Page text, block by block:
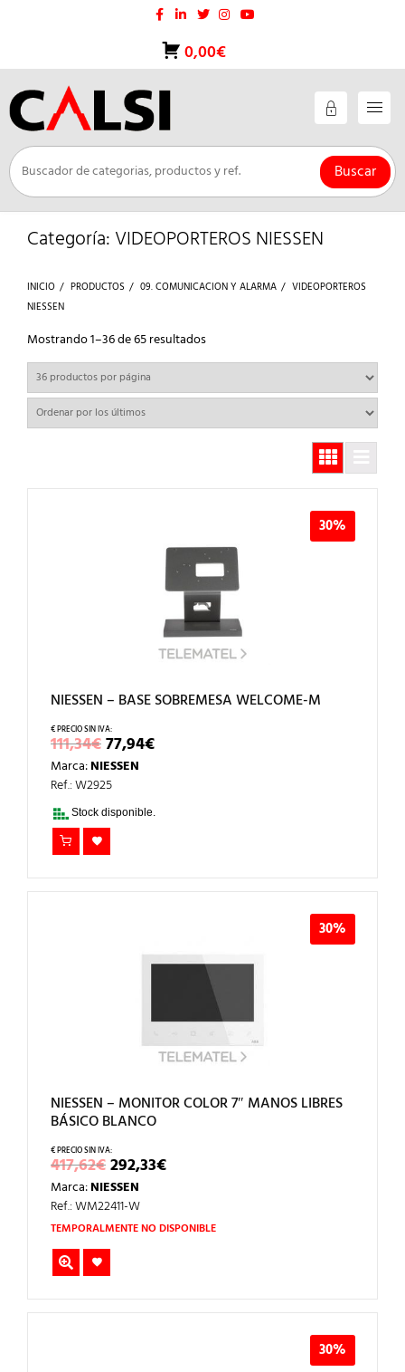
0,00€
Buscar
Categoría: VIDEOPORTEROS NIESSEN
INICIO PRODUCTOS 09. COMUNICACION Y ALARMA
VIDEOPORTEROS
NIESSEN
Mostrando 1–36 de 65 resultadosOrdenado
por
últimos
30%
NIESSEN – BASE SOBREMESA WELCOME-M
111,34€EL
PRECIO
ORIGINAL
ERA:
111,34€.
77,94€EL
PRECIO
Marca:NIESSEN
Ref.: W2925
Stock disponible.
30%
NIESSEN – MONITOR COLOR 7″ MANOS LIBRES
BÁSICO BLANCO
417,62€EL
PRECIO
ORIGINAL
ERA:
417,62€.
292,33€EL
PRECIO
292,33€.
Marca:NIESSEN
Ref.: WM22411-W
TEMPORALMENTE NO DISPONIBLE
30%